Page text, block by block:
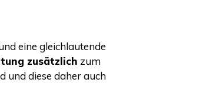
eine gleich­lau­ten­de
zusätz­lich zum
und die­se daher auch